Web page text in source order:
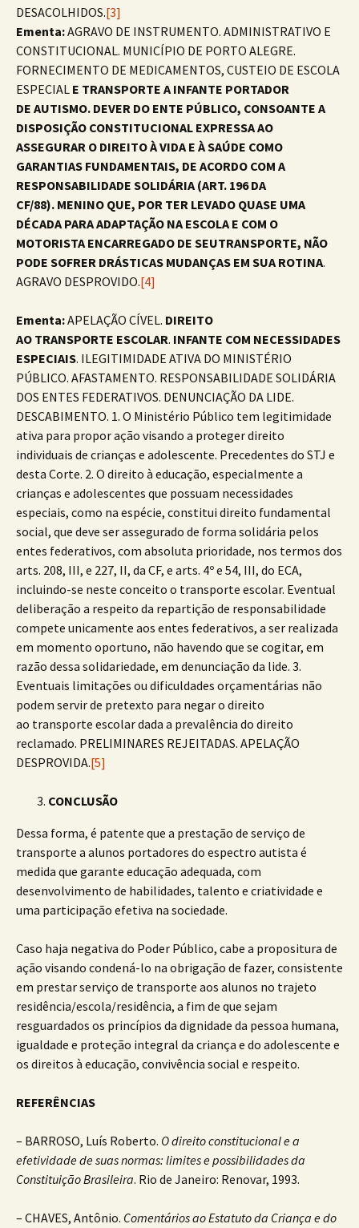
DESACOLHIDOS.[3]
Ementa:AGRAVO DE INSTRUMENTO. ADMINISTRATIVO E
CONSTITUCIONAL. MUNICÍPIO DE PORTO ALEGRE.
FORNECIMENTO DE MEDICAMENTOS, CUSTEIO DE ESCOLA
ESPECIAL E TRANSPORTE A INFANTE PORTADOR
DE AUTISMO. DEVER DO ENTE PÚBLICO, CONSOANTE A
DISPOSIÇÃO CONSTITUCIONAL EXPRESSA AO
ASSEGURAR O DIREITO À VIDA E À SAÚDE COMO
GARANTIAS FUNDAMENTAIS, DE ACORDO COM A
RESPONSABILIDADE SOLIDÁRIA (ART. 196 DA
CF/88). MENINO QUE, POR TER LEVADO QUASE UMA
DÉCADA PARA ADAPTAÇÃO NA ESCOLA E COM O
MOTORISTA ENCARREGADO DE SEUTRANSPORTE, NÃO
PODE SOFRER DRÁSTICAS MUDANÇAS EM SUA ROTINA.
AGRAVO DESPROVIDO.[4]
Ementa:APELAÇÃO CÍVEL. DIREITO
AO TRANSPORTE ESCOLAR. INFANTE COM NECESSIDADES
ESPECIAIS. ILEGITIMIDADE ATIVA DO MINISTÉRIO
PÚBLICO. AFASTAMENTO. RESPONSABILIDADE SOLIDÁRIA
DOS ENTES FEDERATIVOS. DENUNCIAÇÃO DA LIDE.
DESCABIMENTO. 1. O Ministério Público tem legitimidade
ativa para propor ação visando a proteger direito
individuais de crianças e adolescente. Precedentes do STJ e
desta Corte. 2. O direito à educação, especialmente a
crianças e adolescentes que possuam necessidades
especiais, como na espécie, constitui direito fundamental
social, que deve ser assegurado de forma solidária pelos
entes federativos, com absoluta prioridade, nos termos dos
arts. 208, III, e 227, II, da CF, e arts. 4º e 54, III, do ECA,
incluindo-se neste conceito o transporte escolar. Eventual
deliberação a respeito da repartição de responsabilidade
compete unicamente aos entes federativos, a ser realizada
em momento oportuno, não havendo que se cogitar, em
razão dessa solidariedade, em denunciação da lide. 3.
Eventuais limitações ou dificuldades orçamentárias não
podem servir de pretexto para negar o direito
ao transporte escolar dada a prevalência do direito
reclamado. PRELIMINARES REJEITADAS. APELAÇÃO
DESPROVIDA.[5]
CONCLUSÃO
Dessa forma, é patente que a prestação de serviço de
transporte a alunos portadores do espectro autista é
medida que garante educação adequada, com
desenvolvimento de habilidades, talento e criatividade e
uma participação efetiva na sociedade.
Caso haja negativa do Poder Público, cabe a propositura de
ação visando condená-lo na obrigação de fazer, consistente
em prestar serviço de transporte aos alunos no trajeto
residência/escola/residência, a fim de que sejam
resguardados os princípios da dignidade da pessoa humana,
igualdade e proteção integral da criança e do adolescente e
os direitos à educação, convivência social e respeito.
REFERÊNCIAS
– BARROSO, Luís Roberto. O direito constitucional e a
efetividade de suas normas: limites e possibilidades da
Constituição Brasileira. Rio de Janeiro: Renovar, 1993.
– CHAVES, Antônio. Comentários ao Estatuto da Criança e do